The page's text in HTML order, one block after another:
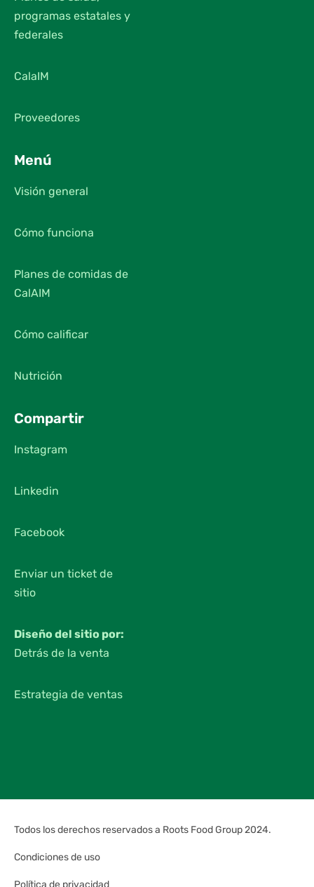
programas estatales y
federales
CalaIM
Proveedores
Menú
Visión general
Cómo funciona
Planes de comidas de
CalAIM
Cómo calificar
Nutrición
Compartir
Instagram
Linkedin
Facebook
Enviar un ticket de
sitio
Diseño del sitio por:
Detrás de la venta
Estrategia de ventas
Todos los derechos reservados a Roots Food Group 2024.
Condiciones de uso